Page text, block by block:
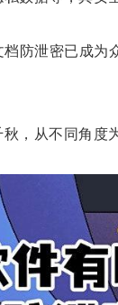
防泄密已成为
，从不同角度